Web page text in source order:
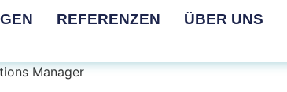
REFERENZEN ÜBER UNS
Manager